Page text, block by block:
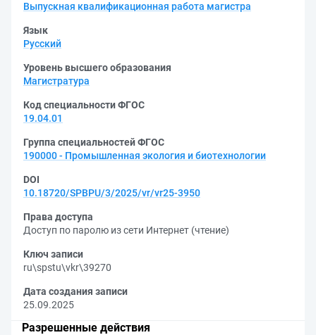
Выпускная квалификационная работа магистра
Язык
Русский
Уровень высшего образования
Магистратура
Код специальности ФГОС
19.04.01
Группа специальностей ФГОС
190000 - Промышленная экология и биотехнологии
DOI
10.18720/SPBPU/3/2025/vr/vr25-3950
Права доступа
Доступ по паролю из сети Интернет (чтение)
Ключ записи
ru\spstu\vkr\39270
Дата создания записи
25.09.2025
Разрешенные действия